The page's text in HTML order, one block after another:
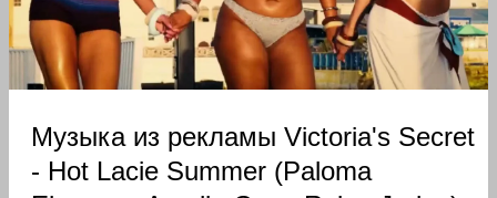
Музыка из рекламы Victoria's Secret
- Hot Lacie Summer (Paloma